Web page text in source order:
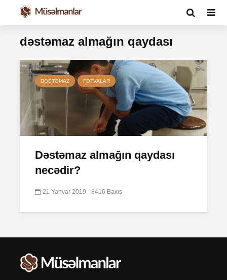
dəstəmaz almağın qaydası
DƏSTƏMAZ FƏTVALAR
Dəstəmaz almağın qaydası
necədir?
21 Yanvar 2019 8416 Baxış